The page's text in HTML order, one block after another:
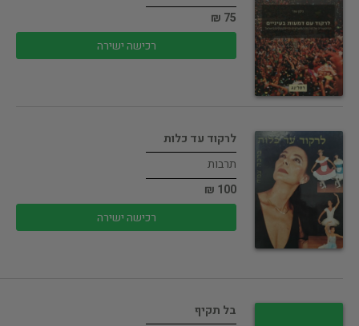
75 ₪
רכישה ישירה
לרקוד עד כלות
תרבות
100 ₪
רכישה ישירה
בל תקיף